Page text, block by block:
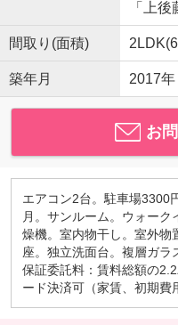
「上
間取り(面積)
築年月 2017
お
エアコン2台。駐車場3300
月。サンルーム。ウォー
燥機。室内物干し。室外物
座。独立洗面台。複層ガ
保証委託料：賃料総額の
ード決済可（家賃、初期費